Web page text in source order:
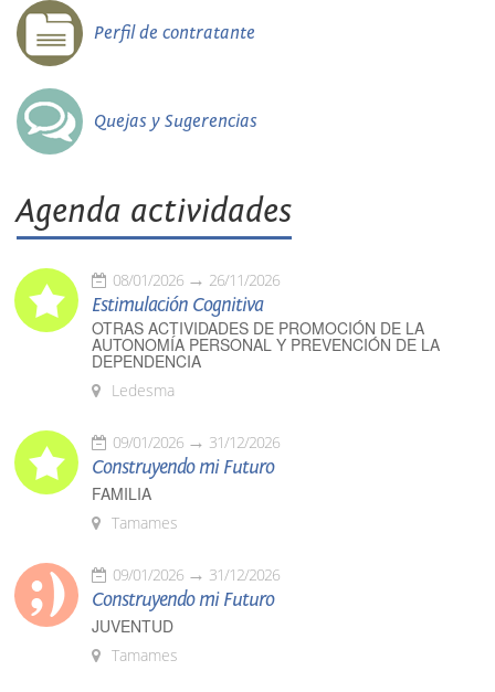
Perfil de contratante
Quejas y Sugerencias
Agenda actividades
08/01/2026 26/11/2026
Estimulación Cognitiva
OTRAS ACTIVIDADES DE PROMOCIÓN DE LA
AUTONOMÍA PERSONAL Y PREVENCIÓN DE LA
DEPENDENCIA
Ledesma
09/01/2026 31/12/2026
Construyendo mi Futuro
FAMILIA
Tamames
09/01/2026 31/12/2026
Construyendo mi Futuro
JUVENTUD
Tamames